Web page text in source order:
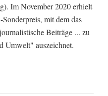
Im November 2020 erhielt
mit dem das
Beiträge ... zu
Umwelt" auszeichnet.